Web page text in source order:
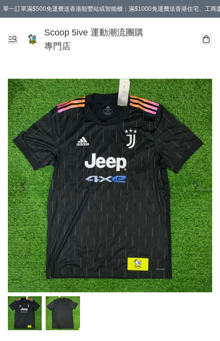
單一訂單滿$500免運費送香港順豐站或智能櫃；滿$1000免運費送香港住宅、工商
Scoop 5ive 運動潮流團購
專門店